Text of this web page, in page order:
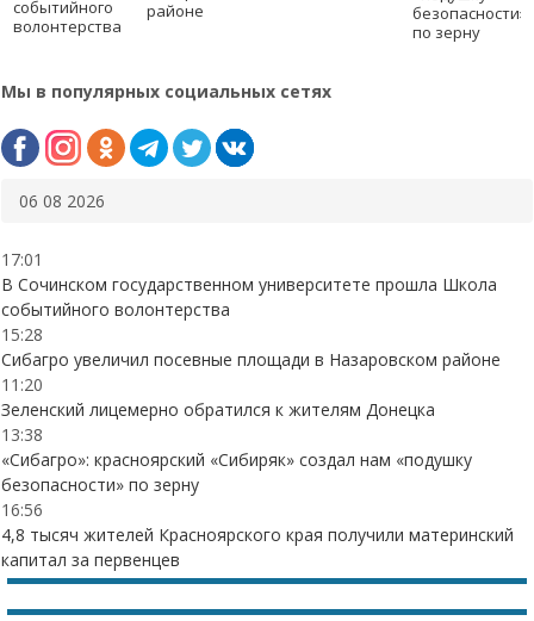
событийного
волонтерства
районе
безопасности»
по зерну
Мы в популярных социальных сетях
06 08 2026
17:01
В Сочинском государственном университете прошла Школа
событийного волонтерства
15:28
Сибагро увеличил посевные площади в Назаровском районе
11:20
Зеленский лицемерно обратился к жителям Донецка
13:38
«Сибагро»: красноярский «Сибиряк» создал нам «подушку
безопасности» по зерну
16:56
4,8 тысяч жителей Красноярского края получили материнский
капитал за первенцев